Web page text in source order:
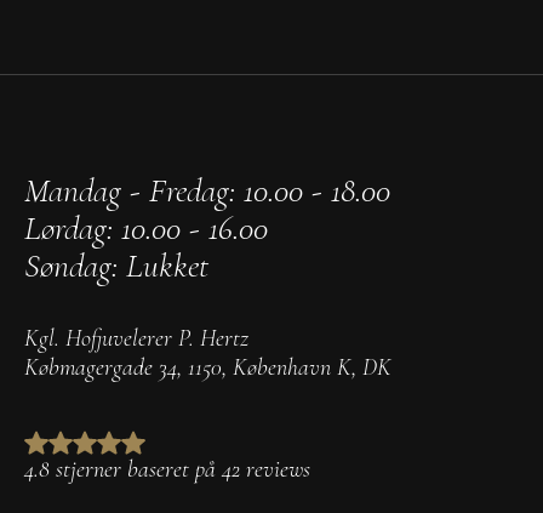
Mandag - Fredag: 10.00 - 18.00
Lørdag: 10.00 - 16.00
Søndag: Lukket
Kgl. Hofjuvelerer P. Hertz
Købmagergade 34, 1150, København K, DK
4.8 stjerner baseret på 42 reviews